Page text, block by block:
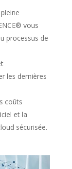
vous
processus de
les dernières
coûts
et la
sécurisée.